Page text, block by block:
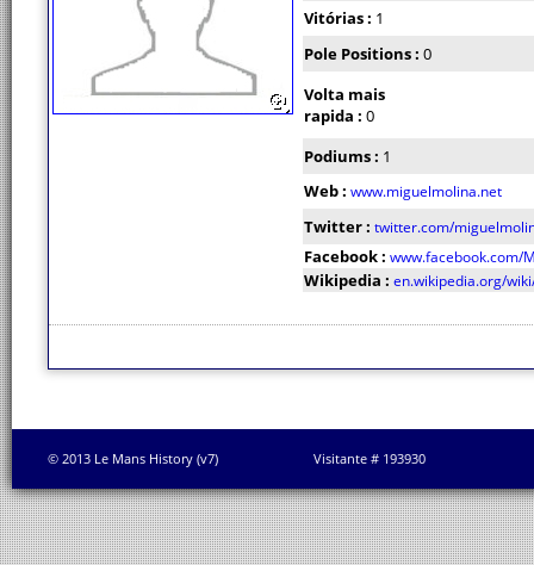
Vitórias : 1
Pole Positions : 0
Volta mais
rapida : 0
Podiums : 1
Web : www.miguelmolina.net
Twitter : twitter.com/
Facebook : www.facebook.com/
Wikipedia : en.wikipedia.org/
© 2013 Le Mans History (v7) Visitante # 193930